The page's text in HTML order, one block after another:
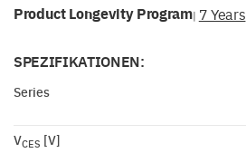
Product Longevity Program| 7 Years
SPEZIFIKATIONEN:
Series
VCES [V]